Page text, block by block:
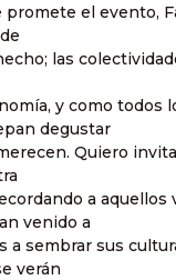
promete el evento,
las
y como todos
degustar
Quiero
a aquellos
venido a
a sembrar sus
verán